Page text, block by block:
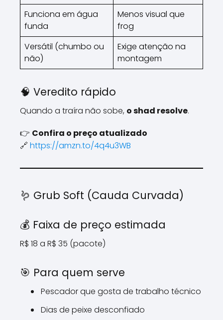
Funciona em água
funda
Menos visual que
frog
Versátil (chumbo ou
não)
Exige atenção na
montagem
🧠 Veredito rápido
Quando a traíra não sobe, o shad resolve.
👉 Confira o preço atualizado
🔗 https://amzn.to/4q4u3WB
🪱 Grub Soft (Cauda Curvada)
💰 Faixa de preço estimada
R$ 18 a R$ 35 (pacote)
🎯 Para quem serve
Pescador que gosta de trabalho técnico
Dias de peixe desconfiado